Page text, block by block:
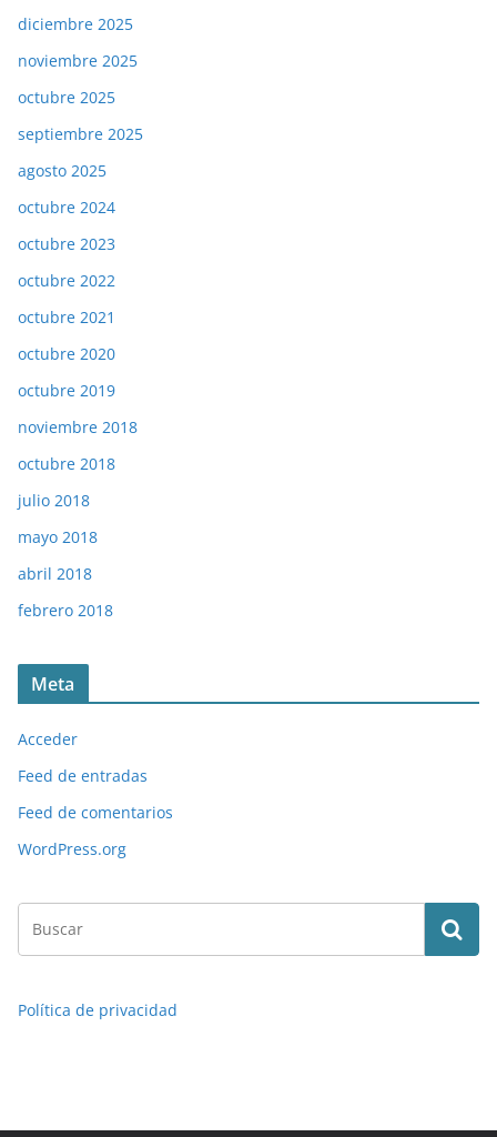
diciembre 2025
noviembre 2025
octubre 2025
septiembre 2025
agosto 2025
octubre 2024
octubre 2023
octubre 2022
octubre 2021
octubre 2020
octubre 2019
noviembre 2018
octubre 2018
julio 2018
mayo 2018
abril 2018
febrero 2018
Meta
Acceder
Feed de entradas
Feed de comentarios
WordPress.org
Política de privacidad